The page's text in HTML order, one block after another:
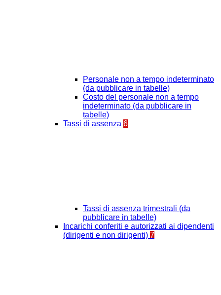
Personale non a tempo indeterminato
(da pubblicare in tabelle)
Costo del personale non a tempo
indeterminato (da pubblicare in
tabelle)
Tassi di assenza 6
Tassi di assenza trimestrali (da
pubblicare in tabelle)
Incarichi conferiti e autorizzati ai dipendenti
(dirigenti e non dirigenti) 7